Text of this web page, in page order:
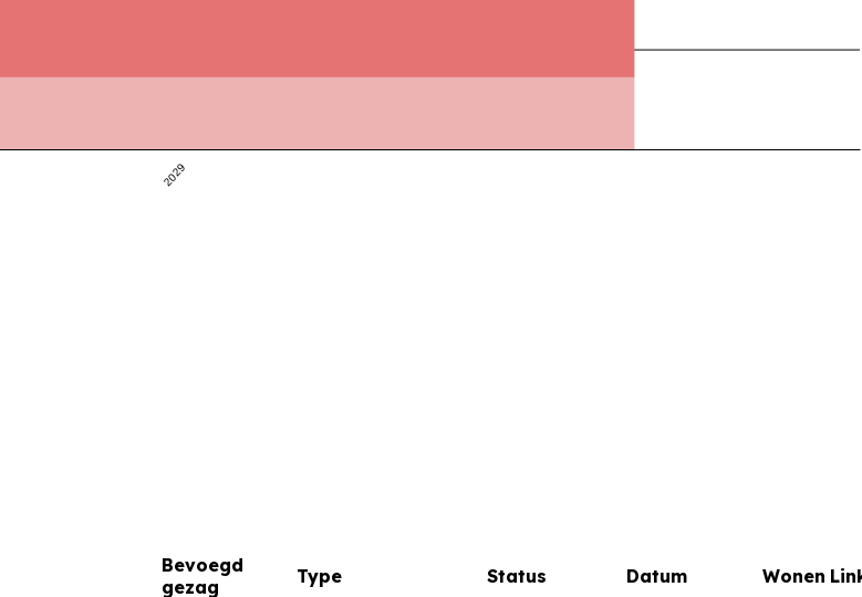
2029
Bevoegd
gezag
Type Status Datum Wonen